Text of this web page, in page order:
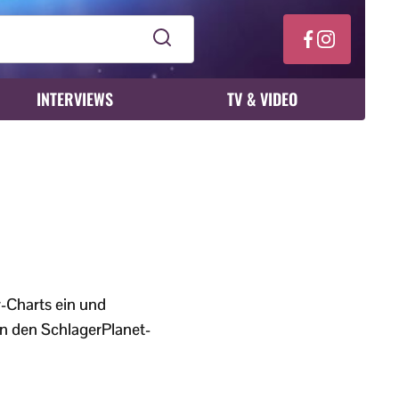
INTERVIEWS TV & VIDEO
Charts ein und
den SchlagerPlanet-